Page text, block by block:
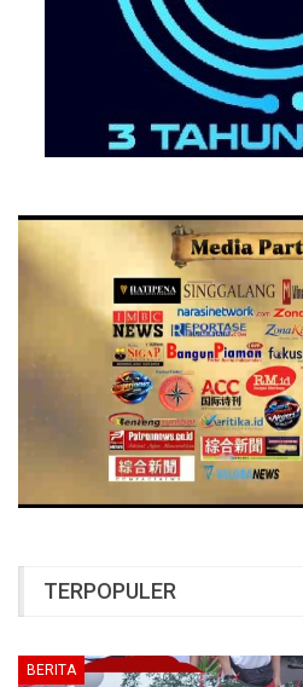
TERPOPULER
BERITA